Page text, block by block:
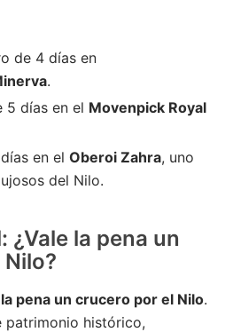
de 4 días en
.
5 días en el Movenpick Royal
en elOberoi Zahra, uno
del Nilo.
¿Vale la pena un
pena un crucero por el Nilo.
patrimonio histórico,